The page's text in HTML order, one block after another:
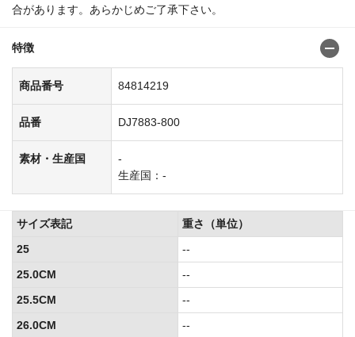
合があります。あらかじめご了承下さい。
特徴
商品番号 84814219
品番 DJ7883-800
素材・生産国
-
生産国：-
サイズ表記
重さ（単位）
25
--
25.0CM
--
25.5CM
--
26.0CM
--